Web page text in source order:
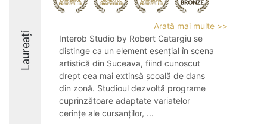
Laureați
Arată mai multe >>
Interob Studio by Robert Catargiu se
distinge ca un element esențial în scena
artistică din Suceava, fiind cunoscut
drept cea mai extinsă școală de dans
din zonă. Studioul dezvoltă programe
cuprinzătoare adaptate variatelor
cerințe ale cursanților, ...